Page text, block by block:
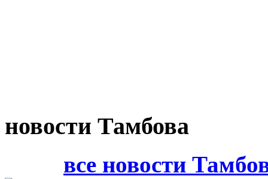
новости Тамбова
все новости